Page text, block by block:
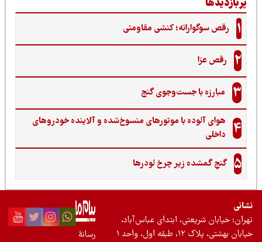
رقص سوگوارانه؛ کنشی مقاومتی
رقص عزا
مبارزه با جست‌وجوی گنج‌
هوای آلوده با موتورهای منسوخ‌شده و آلاینده خودروهای
داخلی
گنجِ گمشده زیر چرخ لودرها
خیابان شریعتی، ابتدای عباس‌آباد،
بهشتی، پلاک ۱۲، طبقه اول، واحد ۱